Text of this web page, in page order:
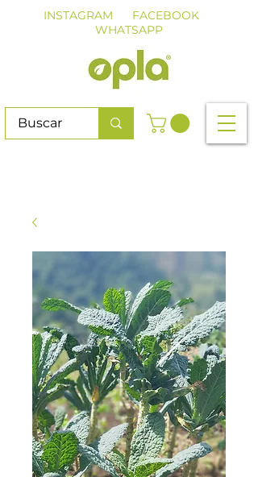
INSTAGRAM
FACEBOOK
WHATSAPP